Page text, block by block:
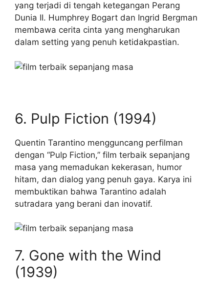
yang terjadi di tengah ketegangan Perang
Dunia II. Humphrey Bogart dan Ingrid Bergman
membawa cerita cinta yang mengharukan
dalam setting yang penuh ketidakpastian.
6. Pulp Fiction (1994)
Quentin Tarantino mengguncang perfilman
dengan “Pulp Fiction,” film terbaik sepanjang
masa yang memadukan kekerasan, humor
hitam, dan dialog yang penuh gaya. Karya ini
membuktikan bahwa Tarantino adalah
sutradara yang berani dan inovatif.
7. Gone with the Wind
(1939)